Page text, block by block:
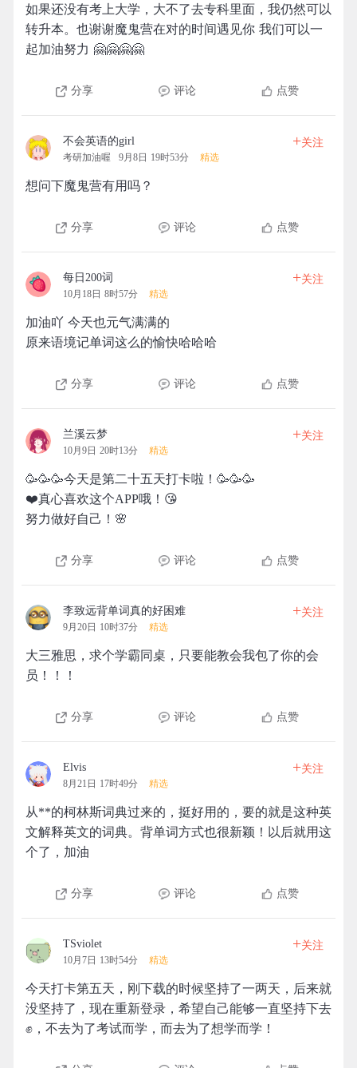
如果还没有考上大学，大不了去专科里面，我仍然可以
转升本。也谢谢魔鬼营在对的时间遇见你 我们可以一
起加油努力 🤗🤗🤗🤗
分享 评论 点赞
不会英语的girl
考研加油喔 9月8日 19时53分 精选
+关注
想问下魔鬼营有用吗？
分享 评论 点赞
每日200词
10月18日 8时57分 精选
+关注
加油吖 今天也元气满满的
原来语境记单词这么的愉快哈哈哈
分享 评论 点赞
兰溪云梦
10月9日 20时13分 精选
+关注
🥳🥳🥳今天是第二十五天打卡啦！🥳🥳🥳
❤️真心喜欢这个APP哦！😘
努力做好自己！🌸
分享 评论 点赞
李致远背单词真的好困难
9月20日 10时37分 精选
+关注
大三雅思，求个学霸同桌，只要能教会我包了你的会
员！！！
分享 评论 点赞
Elvis
8月21日 17时49分 精选
+关注
从**的柯林斯词典过来的，挺好用的，要的就是这种英
文解释英文的词典。背单词方式也很新颖！以后就用这
个了，加油
分享 评论 点赞
TSviolet
10月7日 13时54分 精选
+关注
今天打卡第五天，刚下载的时候坚持了一两天，后来就
没坚持了，现在重新登录，希望自己能够一直坚持下去
✊，不去为了考试而学，而去为了想学而学！